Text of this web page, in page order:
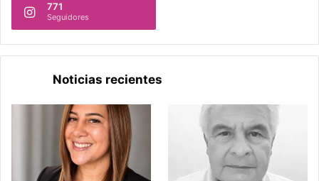
771
Seguidores
Noticias recientes